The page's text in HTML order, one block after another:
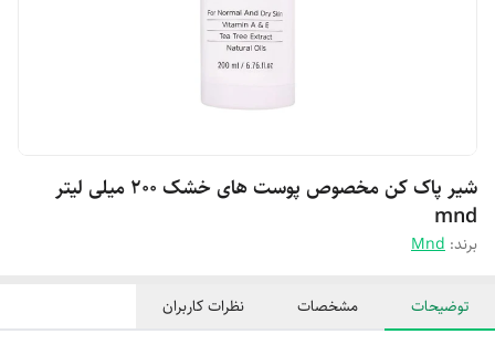
شیر پاک کن مخصوص پوست های خشک ۲۰۰ میلی لیتر
mnd
برند: Mnd
توضیحات مشخصات نظرات کاربران